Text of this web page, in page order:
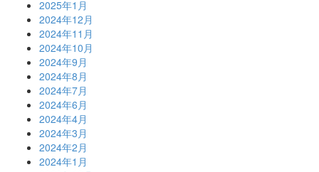
2025年1月
2024年12月
2024年11月
2024年10月
2024年9月
2024年8月
2024年7月
2024年6月
2024年4月
2024年3月
2024年2月
2024年1月